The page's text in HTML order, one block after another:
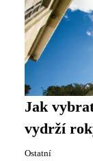
Jak
vydrží
Ostatní